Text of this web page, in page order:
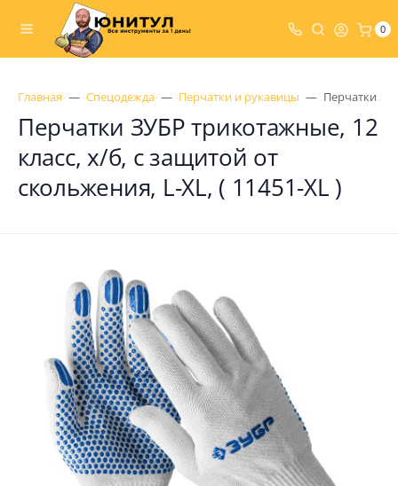
0
Главная Спецодежда Перчатки и рукавицы Перчатки
Перчатки ЗУБР трикотажные, 12
класс, х/б, с защитой от
скольжения, L-XL, ( 11451-XL )